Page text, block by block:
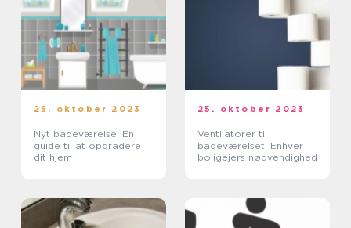
25. oktober 2023
Nyt badeværelse: En
guide til at opgradere
dit hjem
25. oktober 2023
Ventilatorer til
badeværelset: Enhver
boligejers nødvendighed